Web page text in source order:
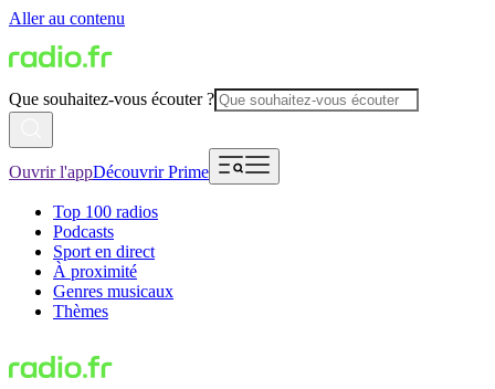
Aller au contenu
Que souhaitez-vous écouter ?
Ouvrir l'appDécouvrir Prime
Top 100 radios
Podcasts
Sport en direct
À proximité
Genres musicaux
Thèmes